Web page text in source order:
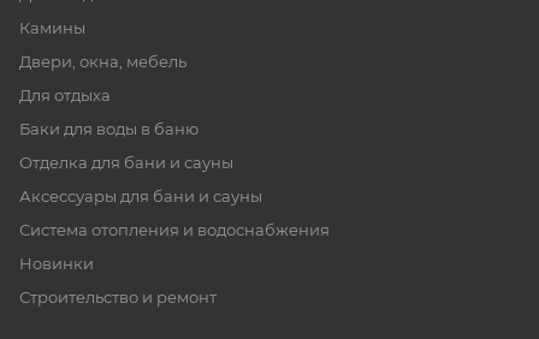
Камины
Двери, окна, мебель
Для отдыха
Баки для воды в баню
Отделка для бани и сауны
Аксессуары для бани и сауны
Система отопления и водоснабжения
Новинки
Строительство и ремонт